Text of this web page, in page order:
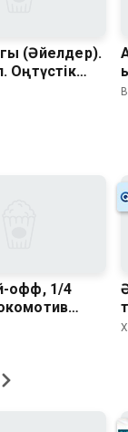
(Әйелдер).
Оңтүстік
офф, 1/4